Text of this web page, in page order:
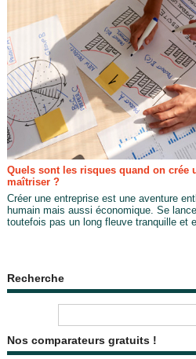
Quels sont les risques quand on crée
maîtriser ?
Créer une entreprise est une aventure
humain mais aussi économique. Se
toutefois pas un long fleuve tranquille et
Recherche
Nos comparateurs gratuits !